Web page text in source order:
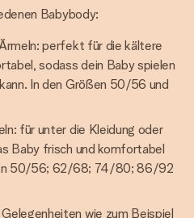
Babybody:
perfekt für die kältere
sodass dein Baby spielen
In den Größen 50/56 und
für unter die Kleidung oder
Baby frisch und komfortabel
50/56; 62/68; 74/80; 86/92
wie zum Beispiel